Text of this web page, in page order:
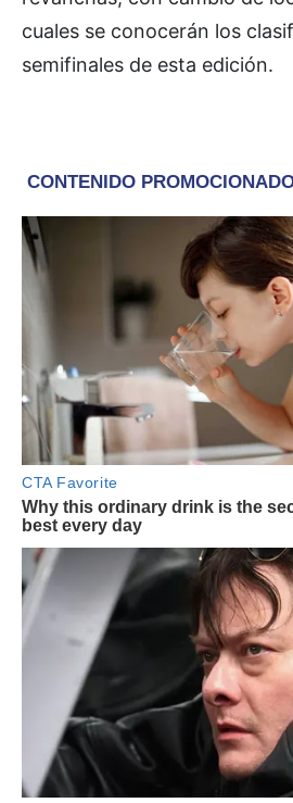
cuales se conocerán los
semifinales de esta edición.